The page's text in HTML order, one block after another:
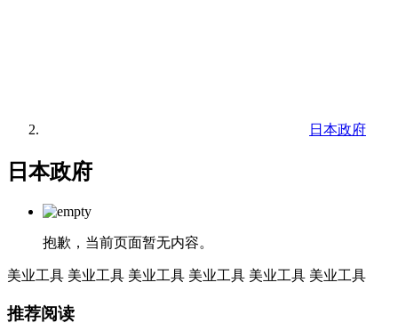
日本政府
日本政府
抱歉，当前页面暂无内容。
美业工具 美业工具 美业工具 美业工具 美业工具 美业工具
推荐阅读